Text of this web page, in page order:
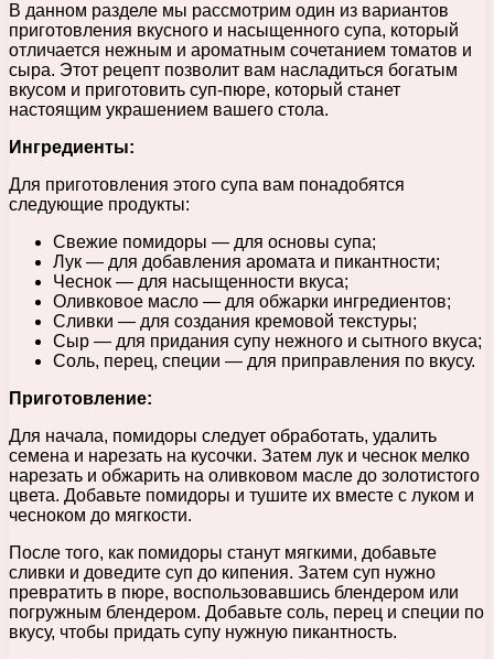
В данном разделе мы рассмотрим один из вариантов
приготовления вкусного и насыщенного супа, который
отличается нежным и ароматным сочетанием томатов и
сыра. Этот рецепт позволит вам насладиться богатым
вкусом и приготовить суп-пюре, который станет
настоящим украшением вашего стола.
Ингредиенты:
Для приготовления этого супа вам понадобятся
следующие продукты:
Свежие помидоры — для основы супа;
Лук — для добавления аромата и пикантности;
Чеснок — для насыщенности вкуса;
Оливковое масло — для обжарки ингредиентов;
Сливки — для создания кремовой текстуры;
Сыр — для придания супу нежного и сытного вкуса;
Соль, перец, специи — для приправления по вкусу.
Приготовление:
Для начала, помидоры следует обработать, удалить
семена и нарезать на кусочки. Затем лук и чеснок мелко
нарезать и обжарить на оливковом масле до золотистого
цвета. Добавьте помидоры и тушите их вместе с луком и
чесноком до мягкости.
После того, как помидоры станут мягкими, добавьте
сливки и доведите суп до кипения. Затем суп нужно
превратить в пюре, воспользовавшись блендером или
погружным блендером. Добавьте соль, перец и специи по
вкусу, чтобы придать супу нужную пикантность.